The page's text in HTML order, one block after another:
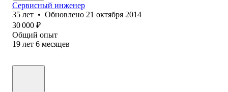
Сервисный инженер
35 лет • Обновлено 21 октября 2014
30 000 ₽
Общий опыт
19 лет 6 месяцев